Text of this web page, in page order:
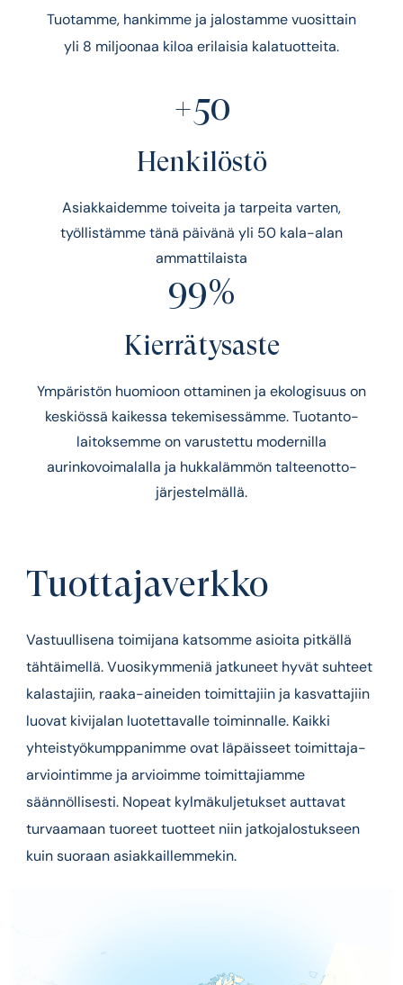
Tuotamme, hankimme ja jalostamme vuosittain
yli 8 miljoonaa kiloa erilaisia kalatuotteita.
+50
Henkilöstö
Asiakkaidemme toiveita ja tarpeita varten,
työllistämme tänä päivänä yli 50 kala-alan
ammattilaista
99%
Kierrätysaste
Ympäristön huomioon ottaminen ja ekologisuus on
keskiössä kaikessa tekemisessämme. Tuotanto­
laitoksemme on varustettu modernilla
aurinkovoimalalla ja hukkalämmön talteenotto­
järjestelmällä.
Tuottajaverkko
Vastuullisena toimijana katsomme asioita pitkällä
tähtäimellä. Vuosikymmeniä jatkuneet hyvät suhteet
kalastajiin, raaka-aineiden toimittajiin ja kasvattajiin
luovat kivijalan luotettavalle toiminnalle. Kaikki
yhteistyökumppanimme ovat läpäisseet toimittaja-
arviointimme ja arvioimme toimittajiamme
säännöllisesti. Nopeat kylmäkuljetukset auttavat
turvaamaan tuoreet tuotteet niin jatkojalostukseen
kuin suoraan asiakkaillemmekin.